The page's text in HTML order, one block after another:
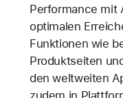
Performance mit
optimalen
Funktionen wie
Produktseiten
den weltweiten